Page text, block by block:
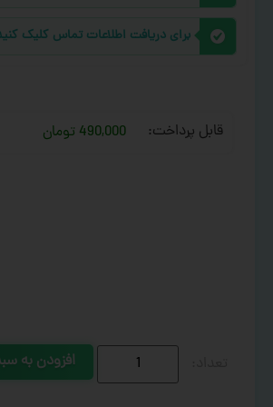
برای دریافت اطلاعات تماس کلیک
قابل پرداخت: 490,000 تومان
افزودن به